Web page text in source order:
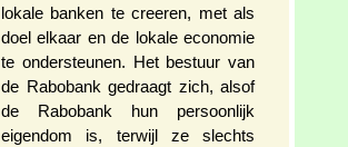
lokale banken te creeren, met als
doel elkaar en de lokale economie
te ondersteunen. Het bestuur van
de Rabobank gedraagt zich, alsof
de Rabobank hun persoonlijk
eigendom is, terwijl ze slechts